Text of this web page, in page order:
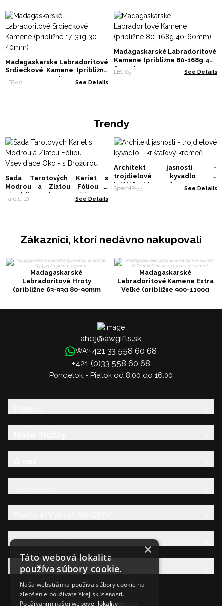
Madagaskarské Labradoritové
Srdiečkové Kamene (približne
17-31g 30-40mm)
LBS-03 See Details
Madagaskarské Labradoritové
Kamene (približne 80-168g 40-
60mm)
LBS-05 See Details
Trendy
Sada Tarotových Kariet s
Modrou a Zlatou Fóliou -
Vševidiace Oko - s Brožúrou
TarotC-10 See Details
Architekt jasnosti -
trojdielové kyvadlo -
krištáľový kremeň
SpecMP-77 See Details
Zákazníci, ktorí nedávno nakupovali
Madagaskarské
Labradoritové Hroty
(približne 63-93g 80-90mm
Madagaskarské
Labradoritové Kamene Extra
Veľké (približne 900-1100g
ahoj@awgifts.sk
WA:+421 33 558 60 68
+421 (0)33 558 60 68
Pondelok - Piatok od 8:00 do 16:00
Právna Sekcia
AW Rodina
Ancient Wisdom s.r.o.,
×
Táto webová lokalita
používa súbory cookie.
Naša webstránka používa súbory cookie na
zlepšenie používateľskej skúsenosti.
Používaním našej webovej lokality